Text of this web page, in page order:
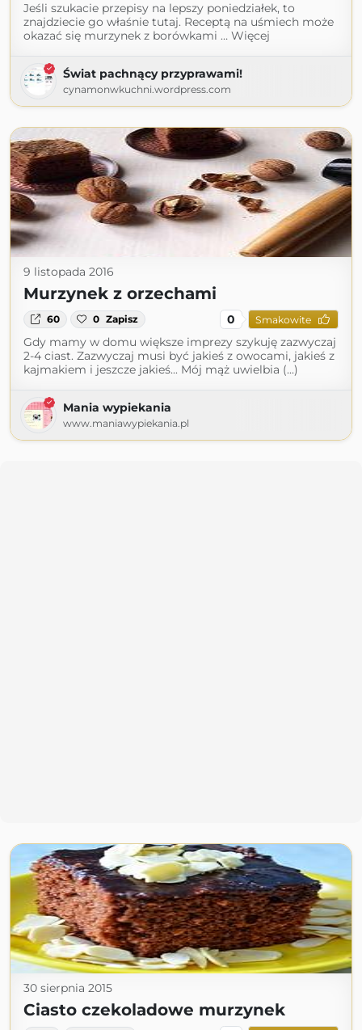
Jeśli szukacie przepisy na lepszy poniedziałek, to
znajdziecie go właśnie tutaj. Receptą na uśmiech może
okazać się murzynek z borówkami … Więcej
Świat pachnący przyprawami!
cynamonwkuchni.wordpress.com
9 listopada 2016
Murzynek z orzechami
60 0 Zapisz 0 Smakowite
Gdy mamy w domu większe imprezy szykuję zazwyczaj
2-4 ciast. Zazwyczaj musi być jakieś z owocami, jakieś z
kajmakiem i jeszcze jakieś... Mój mąż uwielbia (...)
Mania wypiekania
www.maniawypiekania.pl
30 sierpnia 2015
Ciasto czekoladowe murzynek